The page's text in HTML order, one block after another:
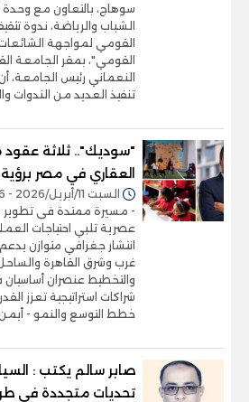
سوهاج، بالتعاون مع وحدة
الشباب والرياضة، ندوة
القومي لمواجهة
القومي"، بمقر الجامعة
النعماني رئيس
تنفيذ العديد من الندوات
"سوديك".. ثلاثة
العقاري في مصر
السبت 11/أبريل/2026 - 10:56 م
- مسيرة ممتدة فى تطوير
عصرية تلبي احتياجات
انتشار جغرافي متوازن
غرب وشرق القاهرة
والتخطيط عنصران
شراكات استراتيجية تعزز
خطط التوسع والنمو -
صابر سالم يكتب :
تحديات متجددة في